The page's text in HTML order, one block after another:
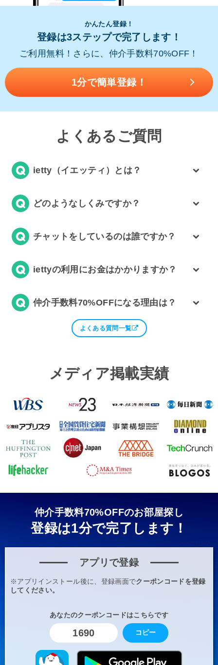
かんたん登録！
登録は3ステップで完了します！
ご利用無料！さらに、仲介手数料70%OFF！
1分で簡単登録！
よくあるご質問
ietty（イエッティ）とは？
どのようなしくみですか？
チャットをしているのは誰ですか？
iettyの利用にお金はかかりますか？
仲介手数料70%OFFになる理由は？
よくある質問一覧
メディア掲載実績
仲介手数料70%OFFのお部屋探し
登録は1分で完了します！
アプリで登録
※アプリインストール後に、登録画面でクーポンコードを登録
してください。
あなたのクーポンコードはこちらです
1690 コピー